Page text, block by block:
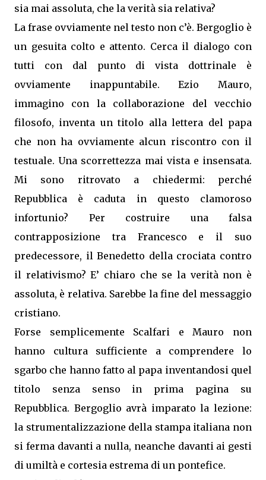
sia mai assoluta, che la verità sia relativa?
La frase ovviamente nel testo non c’è. Bergoglio è
un gesuita colto e attento. Cerca il dialogo con
tutti con dal punto di vista dottrinale è
ovviamente inappuntabile. Ezio Mauro,
immagino con la collaborazione del vecchio
filosofo, inventa un titolo alla lettera del papa
che non ha ovviamente alcun riscontro con il
testuale. Una scorrettezza mai vista e insensata.
Mi sono ritrovato a chiedermi: perché
Repubblica è caduta in questo clamoroso
infortunio? Per costruire una falsa
contrapposizione tra Francesco e il suo
predecessore, il Benedetto della crociata contro
il relativismo? E’ chiaro che se la verità non è
assoluta, è relativa. Sarebbe la fine del messaggio
cristiano.
Forse semplicemente Scalfari e Mauro non
hanno cultura sufficiente a comprendere lo
sgarbo che hanno fatto al papa inventandosi quel
titolo senza senso in prima pagina su
Repubblica. Bergoglio avrà imparato la lezione:
la strumentalizzazione della stampa italiana non
si ferma davanti a nulla, neanche davanti ai gesti
di umiltà e cortesia estrema di un pontefice.